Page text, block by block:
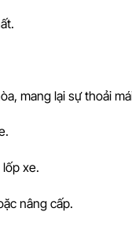
mang lại sự thoải
xe.
nâng cấp.